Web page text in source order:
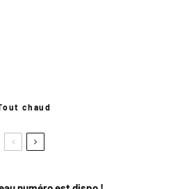
chaud